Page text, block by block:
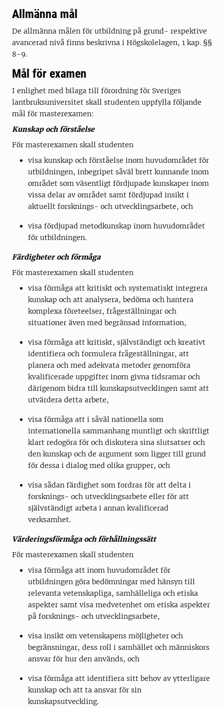
Allmänna mål
De allmänna målen för utbildning på grund- respektive
avancerad nivå finns beskrivna i Högskolelagen, 1 kap. §§
8-9.
Mål för examen
I enlighet med bilaga till förordning för Sveriges
lantbruksuniversitet skall studenten uppfylla följande
mål för masterexamen:
Kunskap och förståelse
För masterexamen skall studenten
visa kunskap och förståelse inom huvudområdet för
utbildningen, inbegripet såväl brett kunnande inom
området som väsentligt fördjupade kunskaper inom
vissa delar av området samt fördjupad insikt i
aktuellt forsknings- och utvecklingsarbete, och
visa fördjupad metodkunskap inom huvudområdet
för utbildningen.
Färdigheter och förmåga
För masterexamen skall studenten
visa förmåga att kritiskt och systematiskt integrera
kunskap och att analysera, bedöma och hantera
komplexa företeelser, frågeställningar och
situationer även med begränsad information,
visa förmåga att kritiskt, självständigt och kreativt
identifiera och formulera frågeställningar, att
planera och med adekvata metoder genomföra
kvalificerade uppgifter inom givna tidsramar och
därigenom bidra till kunskapsutvecklingen samt att
utvärdera detta arbete,
visa förmåga att i såväl nationella som
internationella sammanhang muntligt och skriftligt
klart redogöra för och diskutera sina slutsatser och
den kunskap och de argument som ligger till grund
för dessa i dialog med olika grupper, och
visa sådan färdighet som fordras för att delta i
forsknings- och utvecklingsarbete eller för att
självständigt arbeta i annan kvalificerad
verksamhet.
Värderingsförmåga och förhållningssätt
För masterexamen skall studenten
visa förmåga att inom huvudområdet för
utbildningen göra bedömningar med hänsyn till
relevanta vetenskapliga, samhälleliga och etiska
aspekter samt visa medvetenhet om etiska aspekter
på forsknings- och utvecklingsarbete,
visa insikt om vetenskapens möjligheter och
begränsningar, dess roll i samhället och människors
ansvar för hur den används, och
visa förmåga att identifiera sitt behov av ytterligare
kunskap och att ta ansvar för sin
kunskapsutveckling.